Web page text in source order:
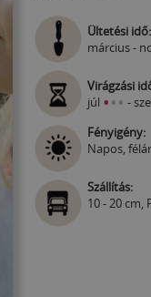
Ültetési idő:
március -
Virágzási
júl ••• -
Fényigény:
Napos,
Szállítás:
10 - 20 cm,